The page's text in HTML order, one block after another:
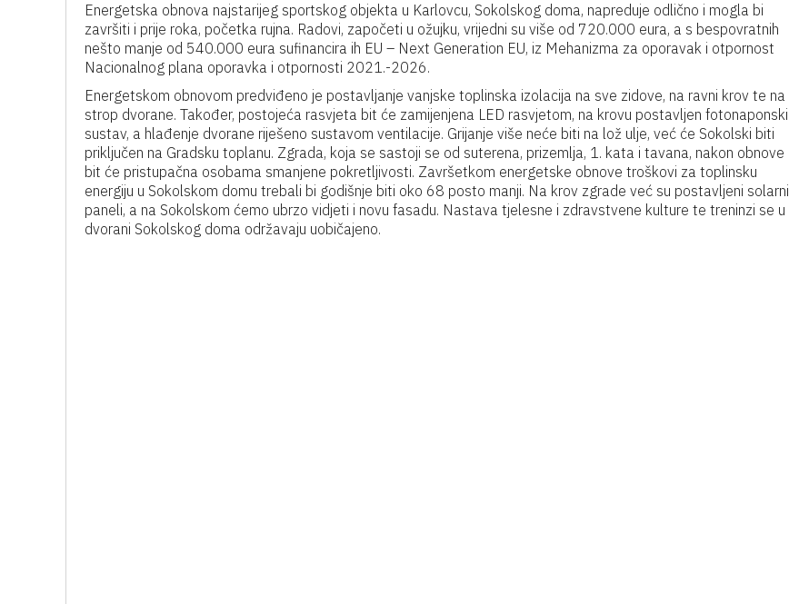
Energetska obnova najstarijeg sportskog objekta u Karlovcu, Sokolskog doma, napreduje odlično i mogla bi
završiti i prije roka, početka rujna. Radovi, započeti u ožujku, vrijedni su više od 720.000 eura, a s bespovratnih
nešto manje od 540.000 eura sufinancira ih EU – Next Generation EU, iz Mehanizma za oporavak i otpornost
Nacionalnog plana oporavka i otpornosti 2021.-2026.
Energetskom obnovom predviđeno je postavljanje vanjske toplinska izolacija na sve zidove, na ravni krov te na
strop dvorane. Također, postojeća rasvjeta bit će zamijenjena LED rasvjetom, na krovu postavljen fotonaponski
sustav, a hlađenje dvorane riješeno sustavom ventilacije. Grijanje više neće biti na lož ulje, već će Sokolski biti
priključen na Gradsku toplanu. Zgrada, koja se sastoji se od suterena, prizemlja, 1. kata i tavana, nakon obnove
bit će pristupačna osobama smanjene pokretljivosti. Završetkom energetske obnove troškovi za toplinsku
energiju u Sokolskom domu trebali bi godišnje biti oko 68 posto manji. Na krov zgrade već su postavljeni solarni
paneli, a na Sokolskom ćemo ubrzo vidjeti i novu fasadu. Nastava tjelesne i zdravstvene kulture te treninzi se u
dvorani Sokolskog doma održavaju uobičajeno.